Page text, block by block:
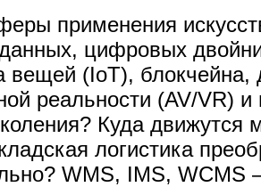
применения
цифровых
вещей (IoT), блокчейна,
реальности (AV/VR) и
Куда
логистика
WMS, IMS, WCMS